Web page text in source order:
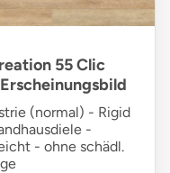
55 Clic
(normal) - Rigid
-
- ohne schädl.